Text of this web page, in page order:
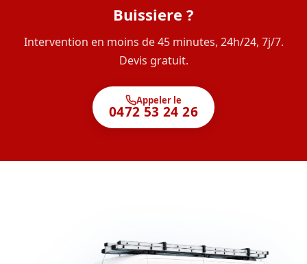
Buissiere ?
Intervention en moins de 45 minutes, 24h/24, 7j/7.
Devis gratuit.
Appeler le
0472 53 24 26